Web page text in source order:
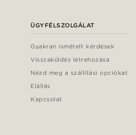
ÜGYFÉLSZOLGÁLAT
Gyakran ismételt kérdések
Visszaküldés létrehozása
Nézd meg a szállítási opciókat
Elállás
Kapcsolat